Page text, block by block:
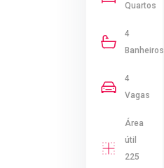
Quartos
4
Banheiros
4
Vagas
Área
útil
225